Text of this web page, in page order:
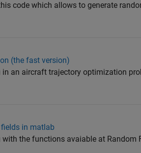
code which allows to generate
(the fast version)
in an aircraft trajectory optimization
fields in matlab
the functions avaiable at Random